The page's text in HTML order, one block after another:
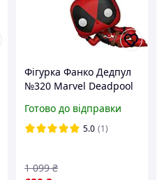
Фігурка Фанко Дедпул
№320 Marvel Deadpool
30850
Готово до відправки
5.0 (1)
1 099 ₴